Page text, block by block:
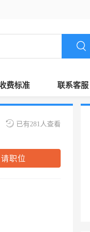
费标准 联系客服
已有281人查看
职位